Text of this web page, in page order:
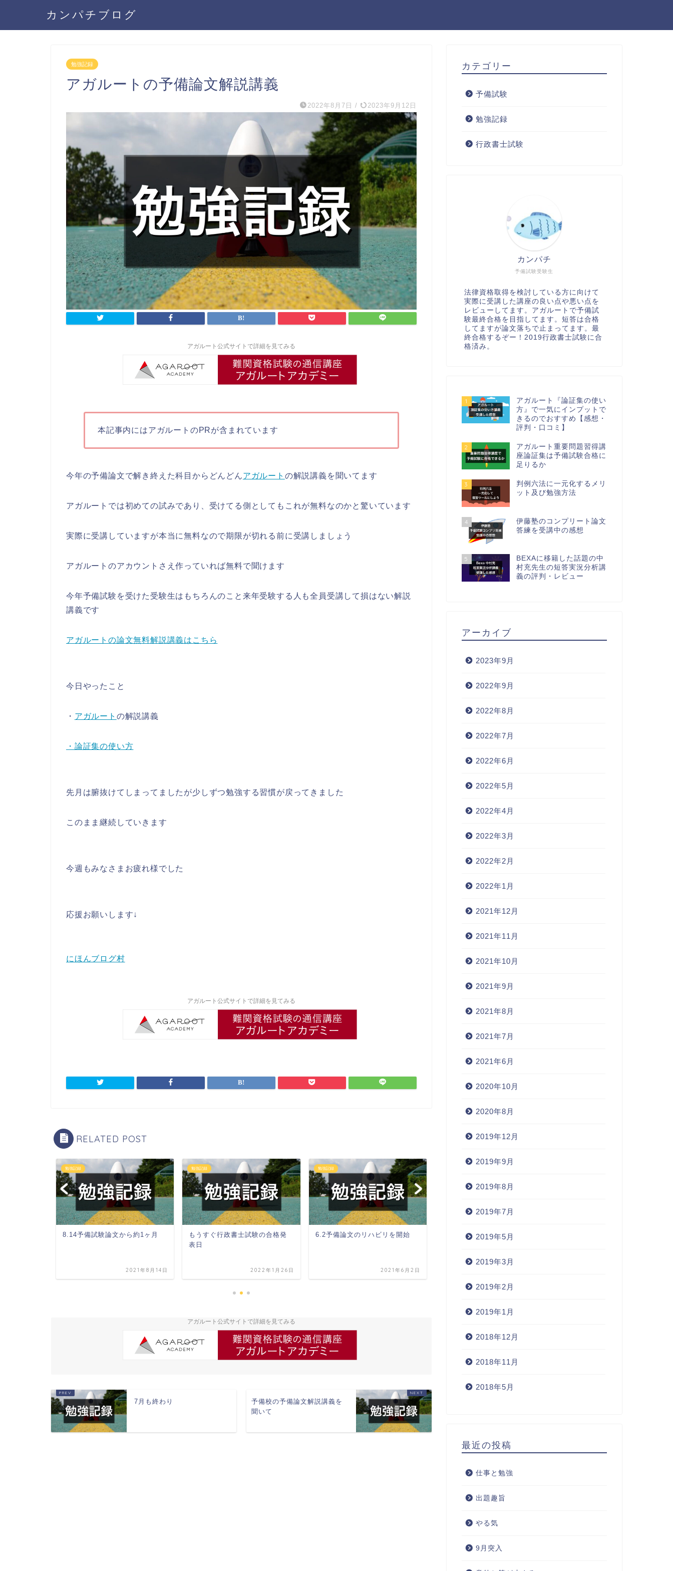
カンパチブログ
勉強記録
アガルートの予備論文解説講義
2022年8月7日 / 2023年9月12日
アガルート公式サイトで詳細を見てみる
本記事内にはアガルートのPRが含まれています
今年の予備論文で解き終えた科目からどんどんアガルート の解説講義を聞いてます
アガルートでは初めての試みであり、受けてる側としてもこれが無料なのかと驚いています
実際に受講していますが本当に無料なので期限が切れる前に受講しましょう
アガルートのアカウントさえ作っていれば無料で聞けます
今年予備試験を受けた受験生はもちろんのこと来年受験する人も全員受講して損はない解説
講義です
アガルートの論文無料解説講義はこちら
今日やったこと
・ アガルート の解説講義
・論証集の使い方
先月は腑抜けてしまってましたが少しずつ勉強する習慣が戻ってきました
このまま継続していきます
今週もみなさまお疲れ様でした
応援お願いします↓
にほんブログ村
アガルート公式サイトで詳細を見てみる
RELATED POST
勉強記録
8.14予備試験論文から約1ヶ月
2021年8月14日
勉強記録
もうすぐ行政書士試験の合格発
表日
2022年1月26日
勉強記録
6.2予備論文のリハビリを開始
2021年6月2日
8.14予備試験論文から約1ヶ月
アガルート公式サイトで詳細を見てみる
7月も終わり
予備校の予備論文解説講義を
聞いて
カテゴリー
予備試験
勉強記録
行政書士試験
予備試験受験生
カンパチ
法律資格取得を検討している方に向けて
実際に受講した講座の良い点や悪い点を
レビューしてます。アガルートで予備試
験最終合格を目指してます。短答は合格
してますが論文落ちで止まってます。最
終合格するぞー！2019行政書士試験に合
格済み。
1
アガルート『論証集の使い
方』で一気にインプットで
きるのでおすすめ【感想・
評判・口コミ】
2
アガルート重要問題習得講
座論証集は予備試験合格に
足りるか
3
判例六法に一元化するメリ
ット及び勉強方法
4
伊藤塾のコンプリート論文
答練を受講中の感想
5
BEXAに移籍した話題の中
村充先生の短答実況分析講
義の評判・レビュー
アーカイブ
2023年9月
2022年9月
2022年8月
2022年7月
2022年6月
2022年5月
2022年4月
2022年3月
2022年2月
2022年1月
2021年12月
2021年11月
2021年10月
2021年9月
2021年8月
2021年7月
2021年6月
2020年10月
2020年8月
2019年12月
2019年9月
2019年8月
2019年7月
2019年5月
2019年3月
2019年2月
2019年1月
2018年12月
2018年11月
2018年5月
最近の投稿
仕事と勉強
出題趣旨
やる気
9月突入